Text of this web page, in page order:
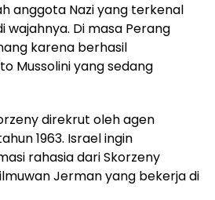
anggota Nazi yang terkenal
wajahnya. Di masa Perang
karena berhasil
Mussolini yang sedang
direkrut oleh agen
1963. Israel ingin
rahasia dari Skorzeny
Jerman yang bekerja di